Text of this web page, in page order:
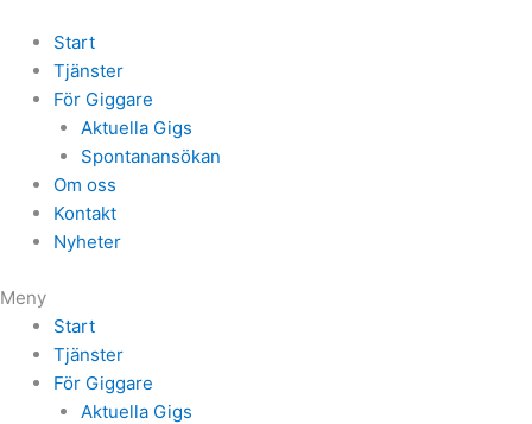
Start
Tjänster
För Giggare
Aktuella Gigs
Spontanansökan
Om oss
Kontakt
Nyheter
Meny
Start
Tjänster
För Giggare
Aktuella Gigs